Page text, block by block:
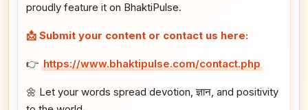
proudly feature it on BhaktiPulse.
📩 Submit your content or contact us here:
👉 https://www.bhaktipulse.com/contact.php
🌼 Let your words spread devotion, ज्ञान, and positivity